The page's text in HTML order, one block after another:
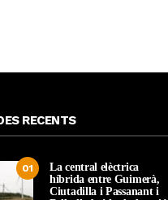
RECENTS
01
La central elèctrica
híbrida entre Guimerà,
Ciutadilla i Passanant i